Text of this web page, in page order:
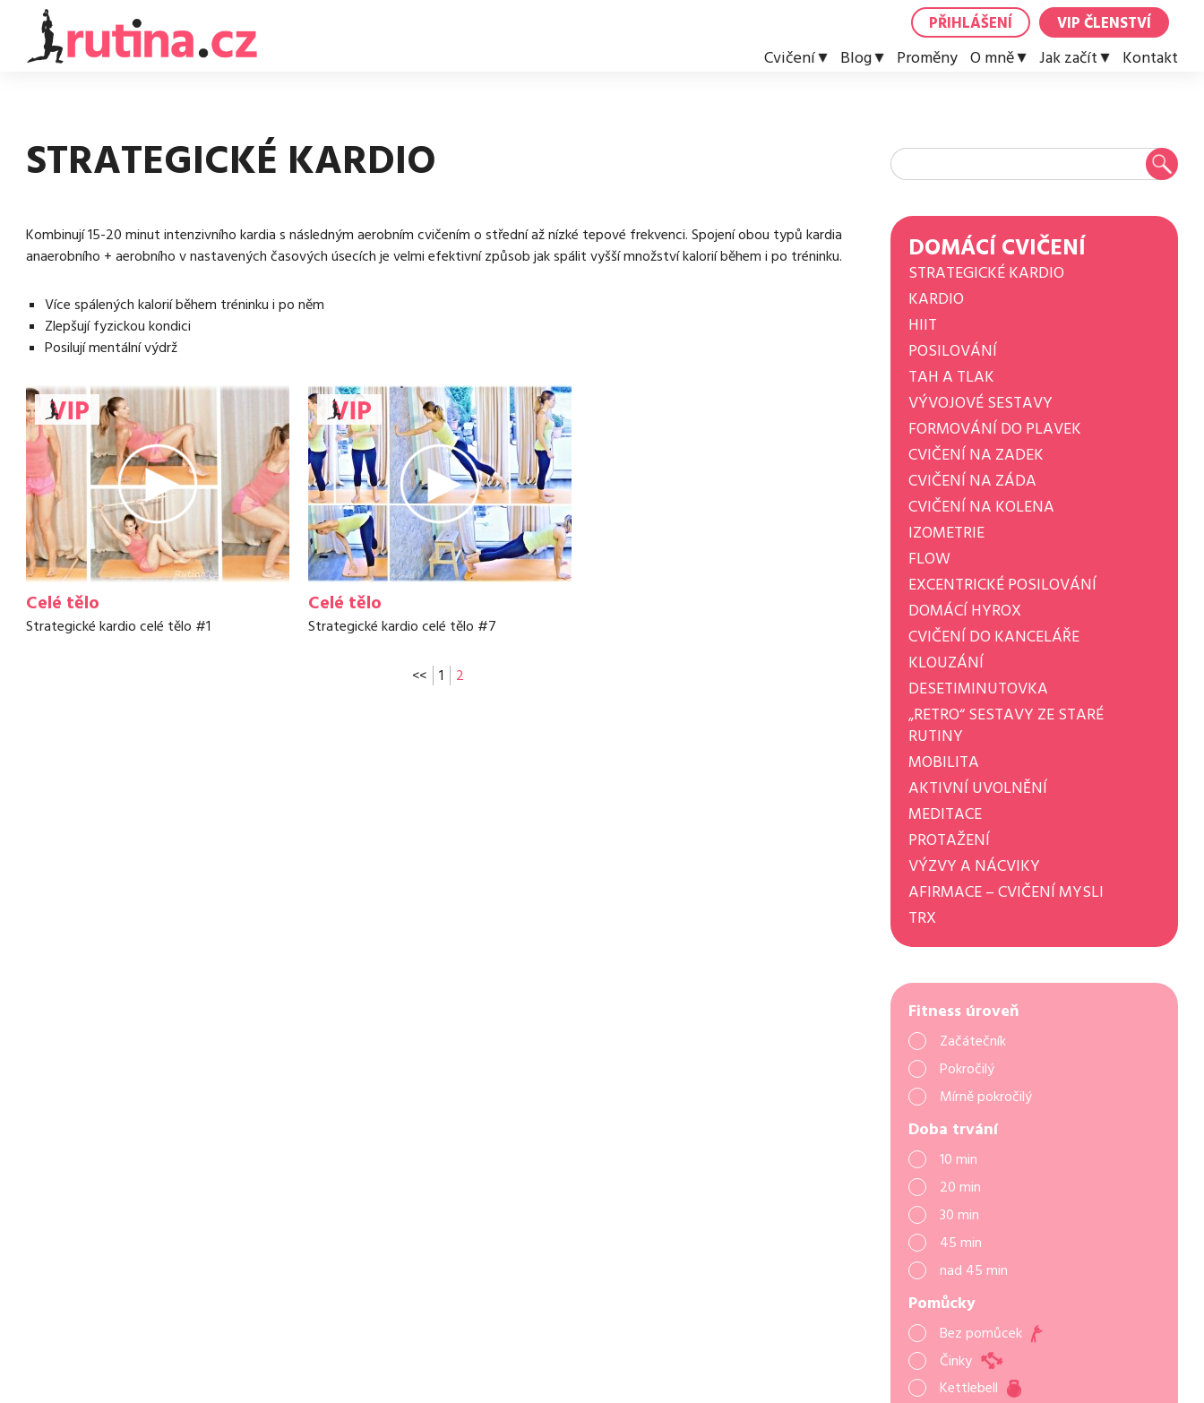
PŘIHLÁŠENÍ VIP ČLENSTVÍ
Cvičení Blog Proměny O mně Jak začít Kontakt
STRATEGICKÉ KARDIO
Kombinují 15-20 minut intenzivního kardia s následným aerobním cvičením o střední až nízké tepové frekvenci. Spojení obou typů kardia
anaerobního + aerobního v nastavených časových úsecích je velmi efektivní způsob jak spálit vyšší množství kalorií během i po tréninku.
Více spálených kalorií během tréninku i po něm
Zlepšují fyzickou kondici
Posilují mentální výdrž
Celé tělo
Strategické kardio celé tělo #1
Celé tělo
Strategické kardio celé tělo #7
<< 1 2
DOMÁCÍ CVIČENÍ
STRATEGICKÉ KARDIO
KARDIO
HIIT
POSILOVÁNÍ
TAH A TLAK
VÝVOJOVÉ SESTAVY
FORMOVÁNÍ DO PLAVEK
CVIČENÍ NA ZADEK
CVIČENÍ NA ZÁDA
CVIČENÍ NA KOLENA
IZOMETRIE
FLOW
EXCENTRICKÉ POSILOVÁNÍ
DOMÁCÍ HYROX
CVIČENÍ DO KANCELÁŘE
KLOUZÁNÍ
DESETIMINUTOVKA
„RETRO“ SESTAVY ZE STARÉ
RUTINY
MOBILITA
AKTIVNÍ UVOLNĚNÍ
MEDITACE
PROTAŽENÍ
VÝZVY A NÁCVIKY
AFIRMACE – CVIČENÍ MYSLI
TRX
Fitness úroveň
Začátečník
Pokročilý
Mírně pokročilý
Doba trvání
10 min
20 min
30 min
45 min
nad 45 min
Pomůcky
Bez pomůcek
Činky
Kettlebell